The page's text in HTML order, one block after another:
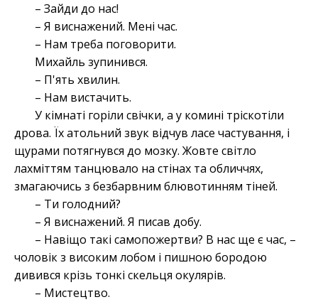
– Зайди до нас!
– Я виснажений. Мені час.
– Нам треба поговорити.
Михайль зупинився.
– П'ять хвилин.
– Нам вистачить.
У кімнаті горіли свічки, а у комині тріскотіли
дрова. Їх атольний звук відчув ласе частування, і
щурами потягнувся до мозку. Жовте світло
лахміттям танцювало на стінах та обличчях,
змагаючись з безбарвним блювотинням тіней.
– Ти голодний?
– Я виснажений. Я писав добу.
– Навіщо такі самопожертви? В нас ще є час, –
чоловік з високим лобом і пишною бородою
дивився крізь тонкі скельця окулярів.
– Мистецтво.